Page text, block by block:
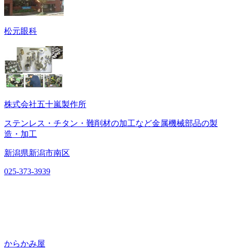
松元眼科
株式会社五十嵐製作所
ステンレス・チタン・難削材の加工など金属機械部品の製
造・加工
新潟県新潟市南区
025-373-3939
からかみ屋